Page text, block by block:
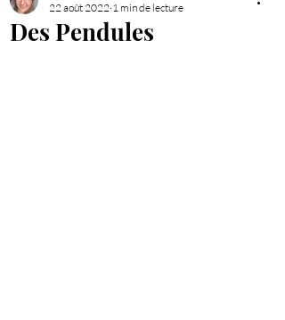
Des Pendules
22 août 2022 1 min de lecture